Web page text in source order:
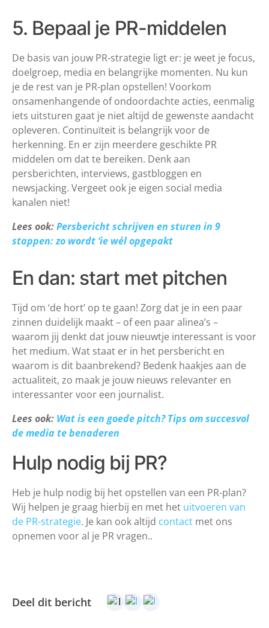
5. Bepaal je PR-middelen
De basis van jouw PR-strategie ligt er: je weet je focus,
doelgroep, media en belangrijke momenten. Nu kun
je de rest van je PR-plan opstellen! Voorkom
onsamenhangende of ondoordachte acties, eenmalig
iets uitsturen gaat je niet altijd de gewenste aandacht
opleveren. Continuïteit is belangrijk voor de
herkenning. En er zijn meerdere geschikte PR
middelen om dat te bereiken. Denk aan
persberichten, interviews, gastbloggen en
newsjacking. Vergeet ook je eigen social media
kanalen niet!
Lees ook:Persbericht schrijven en sturen in 9
stappen: zo wordt ‘ie wél opgepakt
En dan: start met pitchen
Tijd om ‘de hort’ op te gaan! Zorg dat je in een paar
zinnen duidelijk maakt – of een paar alinea’s –
waarom jij denkt dat jouw nieuwtje interessant is voor
het medium. Wat staat er in het persbericht en
waarom is dit baanbrekend? Bedenk haakjes aan de
actualiteit, zo maak je jouw nieuws relevanter en
interessanter voor een journalist.
Lees ook: Wat is een goede pitch? Tips om succesvol
de media te benaderen
Hulp nodig bij PR?
Heb je hulp nodig bij het opstellen van een PR-plan?
Wij helpen je graag hierbij en met het uitvoeren van
de PR-strategie. Je kan ook altijd contact met ons
opnemen voor al je PR vragen..
Deel dit bericht